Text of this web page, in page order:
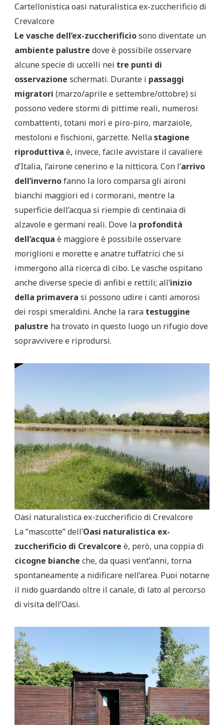
Cartellonistica oasi naturalistica ex-zuccherificio di
Crevalcore
Le vasche dell’ex-zuccherificiosono diventate un
ambiente palustre dove è possibile osservare
alcune specie di uccelli nei tre punti di
osservazione schermati. Durante i passaggi
migratori (marzo/aprile e settembre/ottobre) si
possono vedere stormi di pittime reali, numerosi
combattenti, totani mori e piro-piro, marzaiole,
mestoloni e fischioni, garzette. Nellastagione
riproduttiva è, invece, facile avvistare il cavaliere
d’Italia, l’airone cenerino e la nitticora. Con l’arrivo
dell’invernofanno la loro comparsa gli aironi
bianchi maggiori ed i cormorani, mentre la
superficie dell’acqua si riempie di centinaia di
alzavole e germani reali. Dove la profondità
dell’acqua è maggiore è possibile osservare
moriglioni e morette e anatre tuffatrici che si
immergono alla ricerca di cibo. Le vasche ospitano
anche diverse specie di anfibi e rettili; all’inizio
della primavera si possono udire i canti amorosi
dei rospi smeraldini. Anche la rara testuggine
palustre ha trovato in questo luogo un rifugio dove
sopravvivere e riprodursi.
Oasi naturalistica ex-zuccherificio di Crevalcore
La “mascotte” dell’Oasi naturalistica ex-
zuccherificio di Crevalcore è, però, una coppia di
cicogne bianche che, da quasi vent’anni, torna
spontaneamente a nidificare nell’area. Puoi notarne
il nido guardando oltre il canale, di lato al percorso
di visita dell’Oasi.